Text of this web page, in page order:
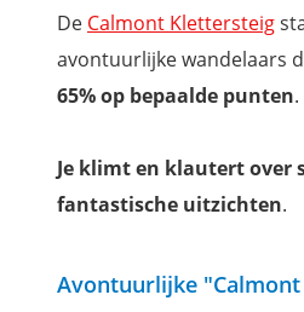
De Calmont Klettersteig
avontuurlijke wandelaars
65% op bepaalde punten.
Je klimt en klautert over
fantastische uitzichten.
Avontuurlijke